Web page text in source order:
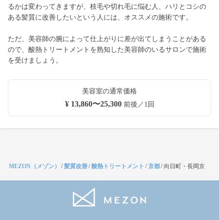
るかは変わってきますが、枝毛や切れ毛に悩む人、ハリとコシの
ある髪質に改善したいという人には、オススメの施術です。
ただ、美容師の腕によって仕上がりに差が出てしまうことがある
ので、酸熱トリートメントを熟知した美容師のいるサロンで施術
を受けましょう。
美容室の通常価格
¥ 13,860〜25,300前後／1回
MEZON（メゾン） /髪質改善/酸熱トリートメント /京都/向日町・長岡京